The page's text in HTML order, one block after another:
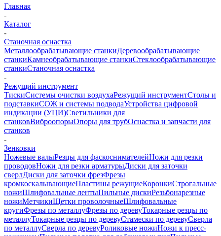
Главная
-
Каталог
-
Станочная оснастка
Металлообрабатывающие станкиДеревообрабатывающие
станкиКамнеобрабатывающие станкиСтеклообрабатывающие
станкиСтаночная оснастка
-
Режущий инструмент
ТискиСистемы очистки воздухаРежущий инструментСтолы и
подставкиСОЖ и системы подводаУстройства цифровой
индикации (УЦИ)Светильники для
станковВиброопорыОпоры для трубОснастка и запчасти для
станков
-
Зенковки
Ножевые валыРезцы для фаскоснимателейНожи для резки
проводовНожи для резки арматурыДиски для заточки
сверлДиски для заточки фрезФрезы
кромкоскалывающиеПластины режущиеКоронкиСтрогальные
ножиШлифовальные лентыПильные дискиРезьбонарезные
ножиМетчикиЩетки проволочныеШлифовальные
кругиФрезы по металлуФрезы по деревуТокарные резцы по
металлуТокарные резцы по деревуСтамески по деревуСверла
по металлуСверла по деревуРоликовые ножиНожи к пресс-